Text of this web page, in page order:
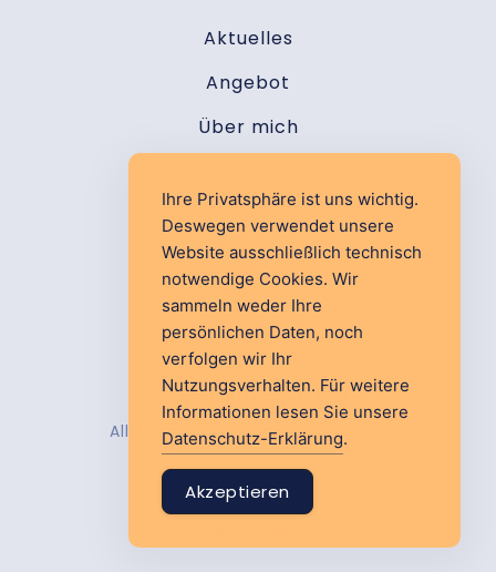
Aktuelles
Angebot
Über mich
Impressum
Datenschutz-Erklärung
Alle Rechte vorbehalten © 2026
Ihre Privatsphäre ist uns wichtig.
Deswegen verwendet unsere
Website ausschließlich technisch
notwendige Cookies. Wir
sammeln weder Ihre
persönlichen Daten, noch
verfolgen wir Ihr
Nutzungsverhalten. Für weitere
Informationen lesen Sie unsere
Datenschutz-Erklärung.
Akzeptieren